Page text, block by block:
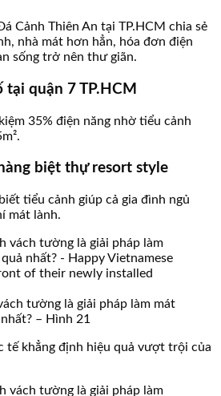
Cảnh Thiên An tại TP.HCM chia sẻ
nhà mát hơn hẳn, hóa đơn điện
sống trở nên thư giãn.
tại quận 7 TP.HCM
35% điện năng nhờ tiểu cảnh
biệt thự resort style
tiểu cảnh giúp cả gia đình ngủ
mát lành.
tường là giải pháp làm mát
– Hình 21
tế khẳng định hiệu quả vượt trội của